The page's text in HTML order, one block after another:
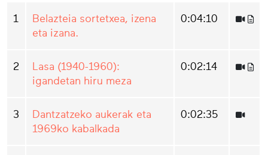
1
Belazteia sortetxea, izena
eta izana.
0:04:10
2
Lasa (1940-1960):
igandetan hiru meza
0:02:14
3
Dantzatzeko aukerak eta
1969ko kabalkada
0:02:35